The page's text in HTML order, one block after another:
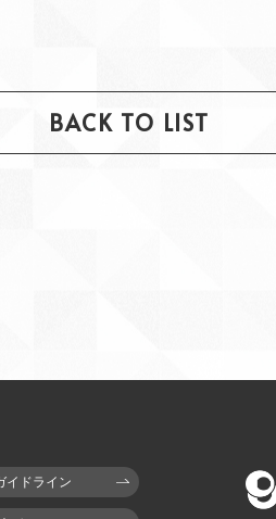
BACK TO LIST
イドライン